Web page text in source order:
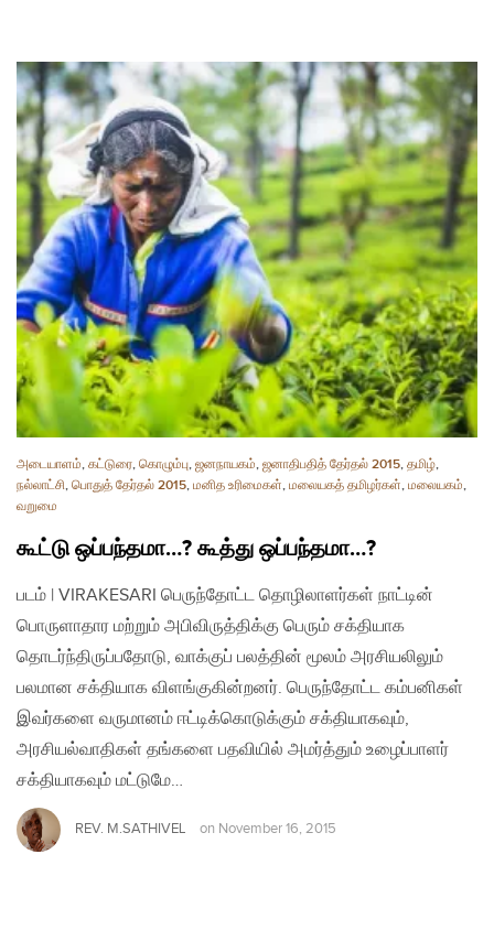
அடையாளம், கட்டுரை, கொழும்பு, ஜனநாயகம், ஜனாதிபதித் தேர்தல் 2015, தமிழ்,
நல்லாட்சி, பொதுத் தேர்தல் 2015, மனித உரிமைகள், மலையகத் தமிழர்கள், மலையகம்,
வறுமை
கூட்டு ஒப்பந்தமா…? கூத்து ஒப்பந்தமா…?
படம் | VIRAKESARI பெருந்தோட்ட தொழிலாளர்கள் நாட்டின்
பொருளாதார மற்றும் அபிவிருத்திக்கு பெரும் சக்தியாக
தொடர்ந்திருப்பதோடு, வாக்குப் பலத்தின் மூலம் அரசியலிலும்
பலமான சக்தியாக விளங்குகின்றனர். பெருந்தோட்ட கம்பனிகள்
இவர்களை வருமானம் ஈட்டிக்கொடுக்கும் சக்தியாகவும்,
அரசியல்வாதிகள் தங்களை பதவியில் அமர்த்தும் உழைப்பாளர்
சக்தியாகவும் மட்டுமே…
REV. M.SATHIVEL on November 16, 2015